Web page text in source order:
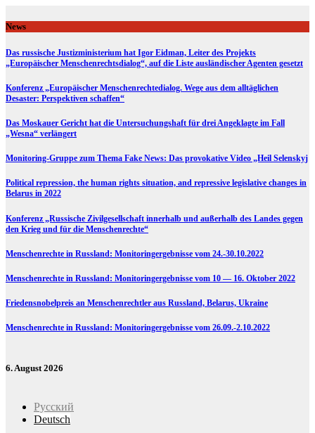
to
content
News
Das russische Justizministerium hat Igor Eidman, Leiter des Projekts
„Europäischer Menschenrechtsdialog“, auf die Liste ausländischer Agenten gesetzt
Konferenz „Europäischer Menschenrechtedialog. Wege aus dem alltäglichen
Desaster: Perspektiven schaffen“
Das Moskauer Gericht hat die Untersuchungshaft für drei Angeklagte im Fall
„Wesna“ verlängert
Monitoring-Gruppe zum Thema Fake News: Das provokative Video „Heil Selenskyj
Political repression, the human rights situation, and repressive legislative changes in
Belarus in 2022
Konferenz „Russische Zivilgesellschaft innerhalb und außerhalb des Landes gegen
den Krieg und für die Menschenrechte“
Menschenrechte in Russland: Monitoringergebnisse vom 24.-30.10.2022
Menschenrechte in Russland: Monitoringergebnisse vom 10 — 16. Oktober 2022
Friedensnobelpreis an Menschenrechtler aus Russland, Belarus, Ukraine
Menschenrechte in Russland: Monitoringergebnisse vom 26.09.-2.10.2022
6. August 2026
Русский
Deutsch